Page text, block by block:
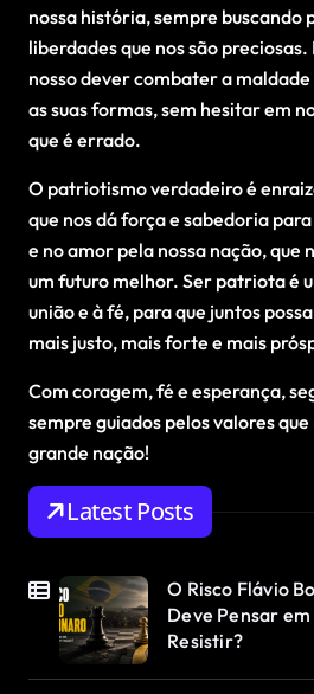
nossa história, sempre buscando
liberdades que nos são
nosso dever combater a
as suas formas, sem hesitar em
que é errado.
O patriotismo verdadeiro é
que nos dá força e sabedoria
e no amor pela nossa nação, que
um futuro melhor. Ser patriota é
união e à fé, para que juntos
mais justo, mais forte e mais
Com coragem, fé e esperança,
sempre guiados pelos valores
grande nação!
Latest Posts
O Risco Flávio
Deve Pensar
Resistir?